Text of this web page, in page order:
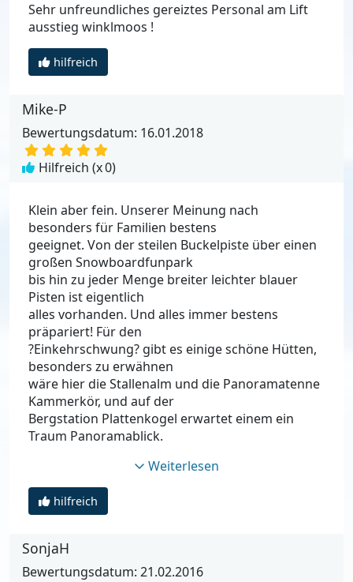
Sehr unfreundliches gereiztes Personal am Lift
ausstieg winklmoos !
hilfreich
Mike-P
Bewertungsdatum: 16.01.2018
Hilfreich (x0)
Klein aber fein. Unserer Meinung nach
besonders für Familien bestens
geeignet. Von der steilen Buckelpiste über einen
großen Snowboardfunpark
bis hin zu jeder Menge breiter leichter blauer
Pisten ist eigentlich
alles vorhanden. Und alles immer bestens
präpariert! Für den
?Einkehrschwung? gibt es einige schöne Hütten,
besonders zu erwähnen
wäre hier die Stallenalm und die Panoramatenne
Kammerkör, und auf der
Bergstation Plattenkogel erwartet einem ein
Traum Panoramablick.
Weiterlesen
hilfreich
SonjaH
Bewertungsdatum: 21.02.2016